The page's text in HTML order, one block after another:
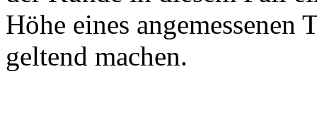
Höhe eines
geltend machen.